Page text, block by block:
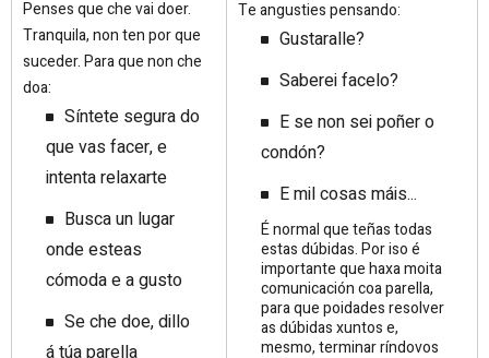
Penses que che vai doer.
Tranquila, non ten por que
suceder. Para que non che
doa:
Síntete segura do
que vas facer, e
intenta relaxarte
Busca un lugar
onde esteas
cómoda e a gusto
Se che doe, dillo
á túa parella
Te angusties pensando:
Gustaralle?
Saberei facelo?
E se non sei poñer o
condón?
E mil cosas máis...
É normal que teñas todas
estas dúbidas. Por iso é
importante que haxa moita
comunicación coa parella,
para que poidades resolver
as dúbidas xuntos e,
mesmo, terminar ríndovos